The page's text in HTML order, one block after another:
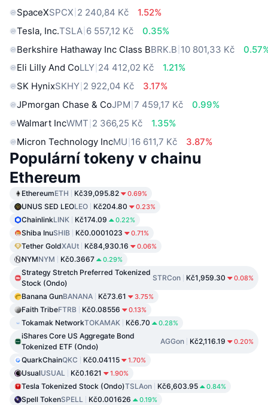
SpaceXSPCX 2 240,84 Kč
1.52%
Tesla, Inc.TSLA 6 557,12 Kč
0.35%
Berkshire Hathaway Inc Class BBRK.B 10 801,33 Kč
Eli Lilly And CoLLY 24 412,02 Kč
1.21%
SK HynixSKHY 2 922,04 Kč
3.17%
JPmorgan Chase & CoJPM 7 459,17 Kč
0.99%
Walmart IncWMT 2 366,25 Kč
1.35%
Micron Technology IncMU 16 611,7 Kč 3.87%
Populární tokeny v chainu
Ethereum
EthereumETH Kč39,095.82 0.69%
UNUS SED LEOLEO Kč204.80 0.23%
ChainlinkLINK Kč174.09 0.22%
Shiba InuSHIB Kč0.0001023 0.71%
Tether GoldXAUt Kč84,930.16 0.06%
NYMNYM Kč0.3667 0.29%
Strategy Stretch Preferred Tokenized
Stock (Ondo)
STRCon Kč1,959.30 0.08%
Banana GunBANANA Kč73.61 3.75%
Faith TribeFTRB Kč0.08556 0.13%
Tokamak NetworkTOKAMAK Kč6.70 0.28%
iShares Core US Aggregate Bond
Tokenized ETF (Ondo)
AGGon Kč2,116.19 0.20%
QuarkChainQKC Kč0.04115 1.70%
UsualUSUAL Kč0.1621 1.90%
Tesla Tokenized Stock (Ondo)TSLAon Kč6,603.95 0.84%
Spell TokenSPELL Kč0.001626 0.19%